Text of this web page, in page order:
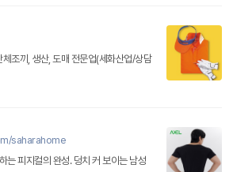
조끼, 생산, 도매 전문업(세화산업/상담
saharahome
는 피지컬의 완성. 덩치 커 보이는 남성